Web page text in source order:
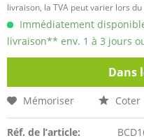
livraison, la TVA peut varier lors
Immédiatement
livraison** env. 1 à 3 jours
Dans
Mémoriser Coter
Réf. de l’article: